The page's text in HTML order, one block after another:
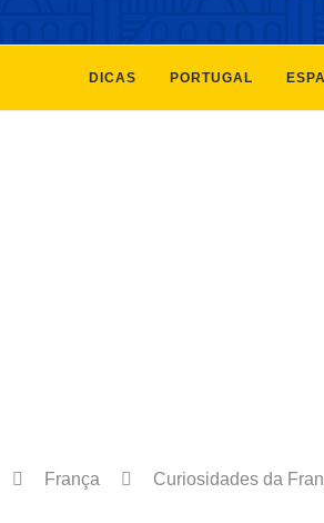
DICAS PORTUGAL
França Curiosidades da